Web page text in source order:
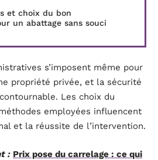
et choix du bon
un abattage sans souci
s’imposent même pour
propriété privée, et la sécurité
Les choix du
employées influencent
et la réussite de l’intervention.
: Prix pose du carrelage : ce qui